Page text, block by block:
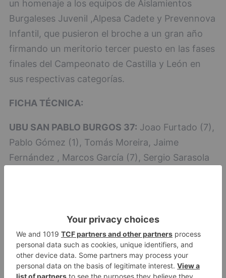
un homenaje a los equipos de Aislamientos
Burgaleses Juvenil ,Alpesa Cadete y Prevennova
Infantil, que pusieron el broche a un gran año
firmando un meritorio tercer puesto en las fases
finales del Campeonato de Castilla y León en
sus respectivas categorías.
FICHA TÉCNICA:
UBU SAN PABLO BURGOS 37: Joao Furtado (7),
Pablo Gómez (1), Tomás Moreira, Jaime
Fernández , Marcos García (7), Sergio Sarasola
Sánchez (7), Asier Pedroarena (1) y Gonzalo
Andino.
BLENDIO SINFÍN SANTANDER CIUDAD 25:
Víctor Doval Vázquez, Gustavo Alonso Gómez,